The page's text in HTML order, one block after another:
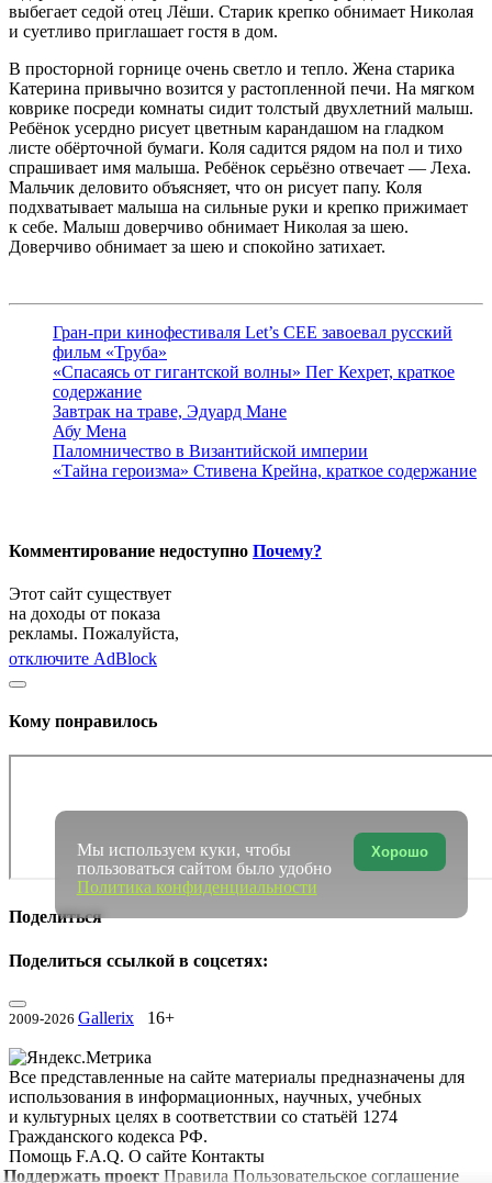
выбегает седой отец Лёши. Старик крепко обнимает Николая
и суетливо приглашает гостя в дом.
В просторной горнице очень светло и тепло. Жена старика
Катерина привычно возится у растопленной печи. На мягком
коврике посреди комнаты сидит толстый двухлетний малыш.
Ребёнок усердно рисует цветным карандашом на гладком
листе обёрточной бумаги. Коля садится рядом на пол и тихо
спрашивает имя малыша. Ребёнок серьёзно отвечает — Леха.
Мальчик деловито объясняет, что он рисует папу. Коля
подхватывает малыша на сильные руки и крепко прижимает
к себе. Малыш доверчиво обнимает Николая за шею.
Доверчиво обнимает за шею и спокойно затихает.
Гран-при кинофестиваля Let’s CEE завоевал русский
фильм «Труба»
«Спасаясь от гигантской волны» Пег Кехрет, краткое
содержание
Завтрак на траве, Эдуард Мане
Абу Мена
Паломничество в Византийской империи
«Тайна героизма» Стивена Крейна, краткое содержание
Комментирование недоступно Почему?
Этот сайт существует
на доходы от показа
рекламы. Пожалуйста,
отключите AdBlock
Кому понравилось
Поделиться
Поделиться ссылкой в соцсетях:
2009-2026 Gallerix 16+
Все представленные на сайте материалы предназначены для
использования в информационных, научных, учебных
и культурных целях в соответствии со статьёй 1274
Гражданского кодекса РФ.
Помощь F.A.Q. О сайте Контакты
Поддержать проект Правила Пользовательское соглашение
Хорошо
Мы используем куки, чтобы
пользоваться сайтом было удобно
Политика конфиденциальности